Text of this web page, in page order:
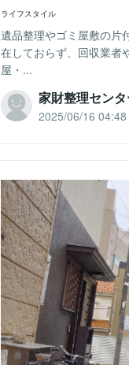
ライフスタイル
遺品整理やゴミ屋敷の片
在しておらず、回収業者
屋・...
家財整理セン
2025/06/16 04:48